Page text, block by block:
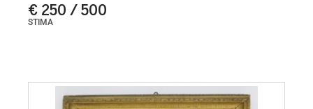
€ 250 / 500
STIMA